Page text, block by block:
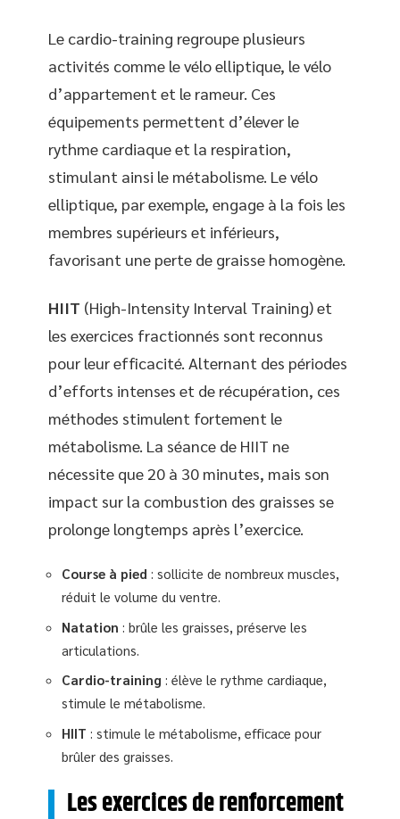
Le cardio-training regroupe plusieurs
activités comme le vélo elliptique, le vélo
d’appartement et le rameur. Ces
équipements permettent d’élever le
rythme cardiaque et la respiration,
stimulant ainsi le métabolisme. Le vélo
elliptique, par exemple, engage à la fois les
membres supérieurs et inférieurs,
favorisant une perte de graisse homogène.
HIIT (High-Intensity Interval Training) et
les exercices fractionnés sont reconnus
pour leur efficacité. Alternant des périodes
d’efforts intenses et de récupération, ces
méthodes stimulent fortement le
métabolisme. La séance de HIIT ne
nécessite que 20 à 30 minutes, mais son
impact sur la combustion des graisses se
prolonge longtemps après l’exercice.
Course à pied : sollicite de nombreux muscles,
réduit le volume du ventre.
Natation : brûle les graisses, préserve les
articulations.
Cardio-training : élève le rythme cardiaque,
stimule le métabolisme.
HIIT : stimule le métabolisme, efficace pour
brûler des graisses.
Les exercices de renforcement